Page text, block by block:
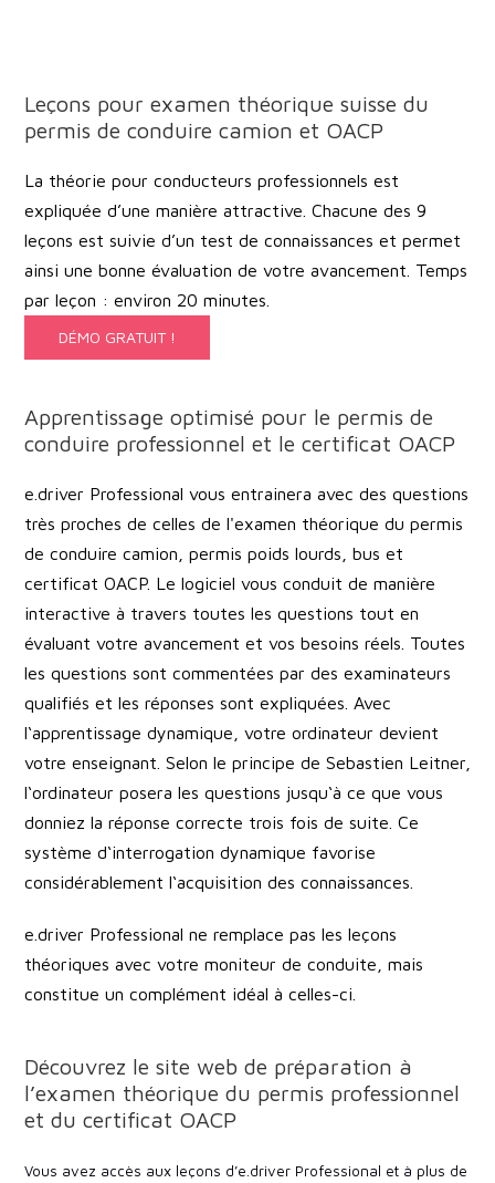
Leçons pour examen théorique suisse du
permis de conduire camion et OACP
La théorie pour conducteurs professionnels est
expliquée d’une manière attractive. Chacune des 9
leçons est suivie d’un test de connaissances et permet
ainsi une bonne évaluation de votre avancement. Temps
par leçon : environ 20 minutes.
DÉMO GRATUIT !
Apprentissage optimisé pour le permis de
conduire professionnel et le certificat OACP
e.driver Professional vous entrainera avec des questions
très proches de celles de l'examen théorique du permis
de conduire camion, permis poids lourds, bus et
certificat OACP. Le logiciel vous conduit de manière
interactive à travers toutes les questions tout en
évaluant votre avancement et vos besoins réels. Toutes
les questions sont commentées par des examinateurs
qualifiés et les réponses sont expliquées. Avec
l‘apprentissage dynamique, votre ordinateur devient
votre enseignant. Selon le principe de Sebastien Leitner,
l‘ordinateur posera les questions jusqu‘à ce que vous
donniez la réponse correcte trois fois de suite. Ce
système d‘interrogation dynamique favorise
considérablement l‘acquisition des connaissances.
e.driver Professional ne remplace pas les leçons
théoriques avec votre moniteur de conduite, mais
constitue un complément idéal à celles-ci.
Découvrez le site web de préparation à
l’examen théorique du permis professionnel
et du certificat OACP
Vous avez accès aux leçons d’e.driver Professional et à plus de